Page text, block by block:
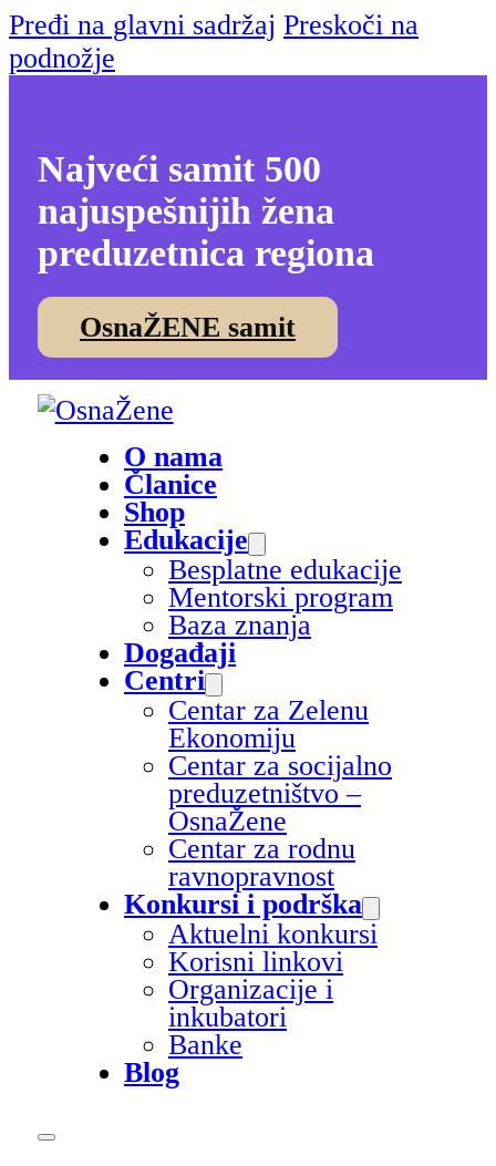
Pređi na glavni sadržaj Preskoči na
podnožje
Najveći samit 500
najuspešnijih žena
preduzetnica regiona
OsnaŽENE samit
O nama
Članice
Shop
Edukacije
Besplatne edukacije
Mentorski program
Baza znanja
Događaji
Centri
Centar za Zelenu
Ekonomiju
Centar za socijalno
preduzetništvo –
OsnaŽene
Centar za rodnu
ravnopravnost
Konkursi i podrška
Aktuelni konkursi
Korisni linkovi
Organizacije i
inkubatori
Banke
Blog